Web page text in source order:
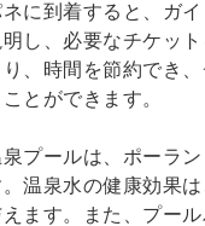
に到着すると、ガ
し、必要なチケッ
、時間を節約でき
とができます。
プールは、ポーラ
温泉水の健康効果
ます。また、プー